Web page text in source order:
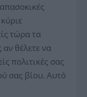
τώρα τα
θέλετε να
πολιτικές σας
σας βίου. Αυτό